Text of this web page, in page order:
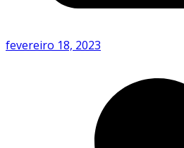
fevereiro 18, 2023